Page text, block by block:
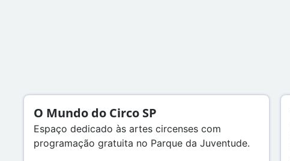
O Mundo do Circo SP
Espaço dedicado às artes circenses com
programação gratuita no Parque da Juventude.